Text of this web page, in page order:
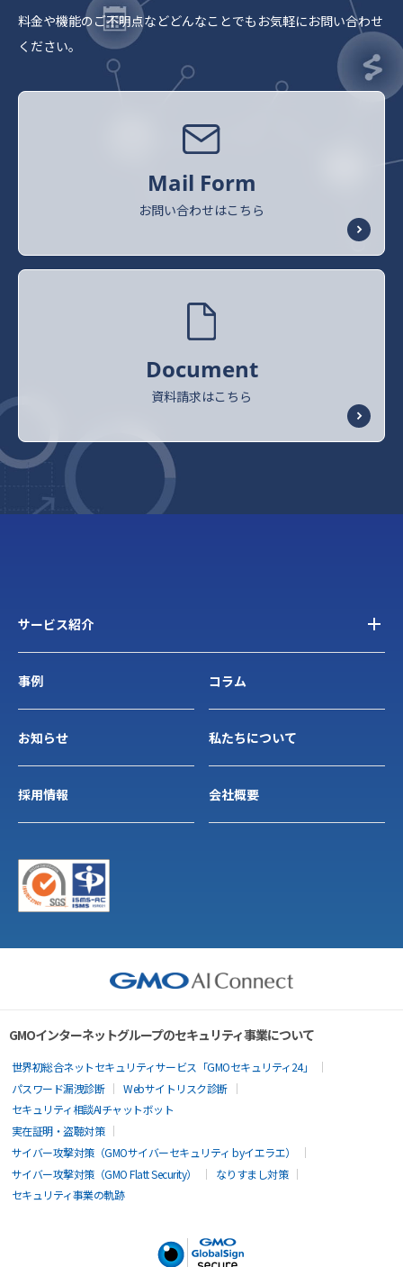
料金や機能のご不明点などどんなことでもお気軽にお問い合わせ
ください。
Mail Form
お問い合わせはこちら
Document
資料請求はこちら
サービス紹介
事例 コラム
お知らせ 私たちについて
採用情報 会社概要
GMOインターネットグループのセキュリティ事業について
世界初総合ネットセキュリティサービス「GMOセキュリティ24」
パスワード漏洩診断
Webサイトリスク診断
セキュリティ相談AIチャットボット
実在証明・盗聴対策
サイバー攻撃対策（GMOサイバーセキュリティ byイエラエ）
サイバー攻撃対策（GMO Flatt Security）
なりすまし対策
セキュリティ事業の軌跡